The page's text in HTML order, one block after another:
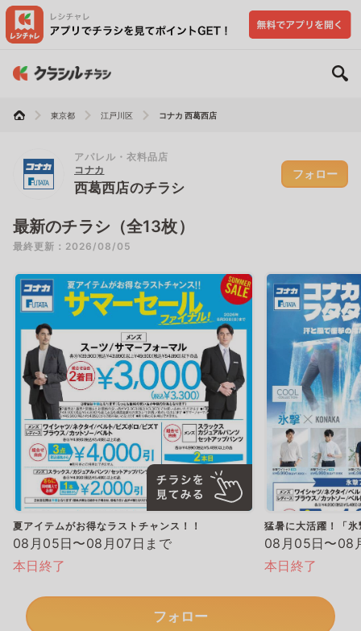
東京都 江戸川区 コナカ 西葛西店
アパレル・衣料品店
コナカ
西葛西店のチラシ
フォロー
最新のチラシ（全13枚）
最終更新：2026/08/05
夏アイテムがお得なラストチャンス！！
08月05日〜08月07日まで
本日終了
猛暑に大活躍！「
08月05日〜08
本日終了
フォロー